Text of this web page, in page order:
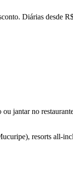
Diárias desde
jantar no
resorts all-